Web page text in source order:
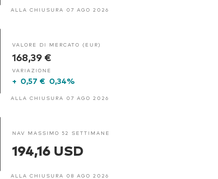
ALLA CHIUSURA 07 AGO 2026
VALORE DI MERCATO (EUR)
168,39 €
VARIAZIONE
+ 0,57 € 0,34%
ALLA CHIUSURA 07 AGO 2026
NAV MASSIMO 52 SETTIMANE
194,16 USD
ALLA CHIUSURA 08 AGO 2026